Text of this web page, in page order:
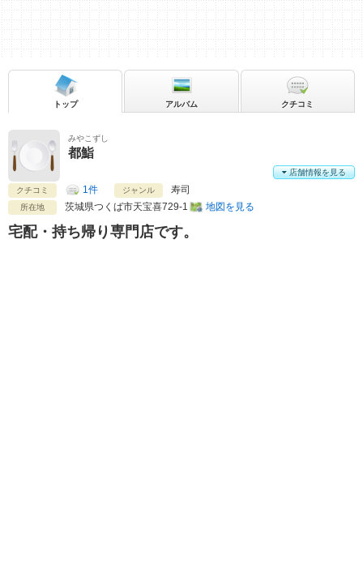
みやこずし
都鮨
クチコミ 1件 ジャンル 寿司
所在地 茨城県つくば市天宝喜729-1 地図を見る
店舗情報を見る
トップ アルバム クチコミ
宅配・持ち帰り専門店です。